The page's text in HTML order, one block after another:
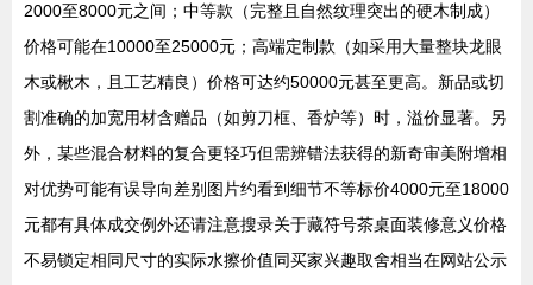
2000至8000元之间；中等款（完整且自然纹理突出的硬木制成）
价格可能在10000至25000元；高端定制款（如采用大量整块龙眼
木或楸木，且工艺精良）价格可达约50000元甚至更高。新品或切
割准确的加宽用材含赠品（如剪刀框、香炉等）时，溢价显著。另
外，某些混合材料的复合更轻巧但需辨错法获得的新奇审美附增相
对优势可能有误导向差别图片约看到细节不等标价4000元至18000
元都有具体成交例外还请注意搜录关于藏符号茶桌面装修意义价格
不易锁定相同尺寸的实际水擦价值同买家兴趣取舍相当在网站公示